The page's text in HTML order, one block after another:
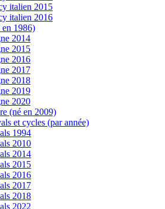
italien 2015
italien 2016
1986)
2014
2015
2016
2017
2018
2019
2020
(né en 2009)
et cycles (par année)
1994
2010
2014
2015
2016
2017
2018
2022